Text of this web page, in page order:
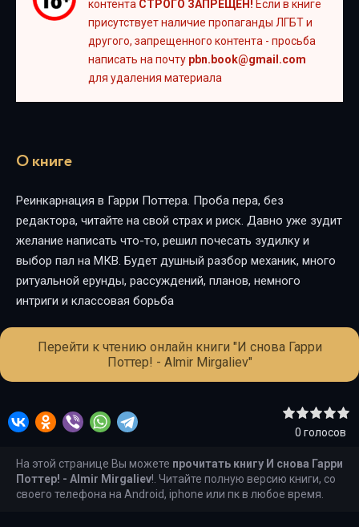
контента СТРОГО ЗАПРЕЩЕН! Если в книге
присутствует наличие пропаганды ЛГБТ и
другого, запрещенного контента - просьба
написать на почту pbn.book@gmail.com
для удаления материала
О книге
Реинкарнация в Гарри Поттера. Проба пера, без
редактора, читайте на свой страх и риск. Давно уже зудит
желание написать что-то, решил почесать зудилку и
выбор пал на МКВ. Будет душный разбор механик, много
ритуальной ерунды, рассуждений, планов, немного
интриги и классовая борьба
Перейти к чтению онлайн книги "И снова Гарри
Поттер! - Almir Mirgaliev"
0 голосов
На этой странице Вы можете прочитать книгу И снова Гарри
Поттер! - Almir Mirgaliev!. Читайте полную версию книги, со
своего телефона на Android, iphone или пк в любое время.